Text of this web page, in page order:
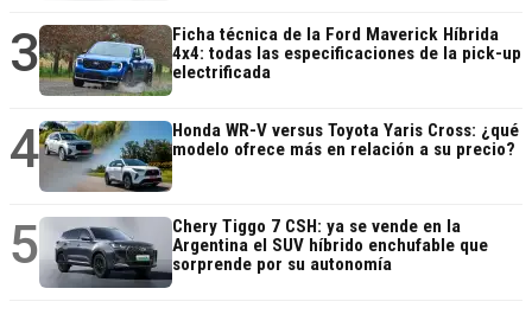
3
Ficha técnica de la Ford Maverick Híbrida
4x4: todas las especificaciones de la pick-up
electrificada
4
Honda WR-V versus Toyota Yaris Cross: ¿qué
modelo ofrece más en relación a su precio?
5
Chery Tiggo 7 CSH: ya se vende en la
Argentina el SUV híbrido enchufable que
sorprende por su autonomía